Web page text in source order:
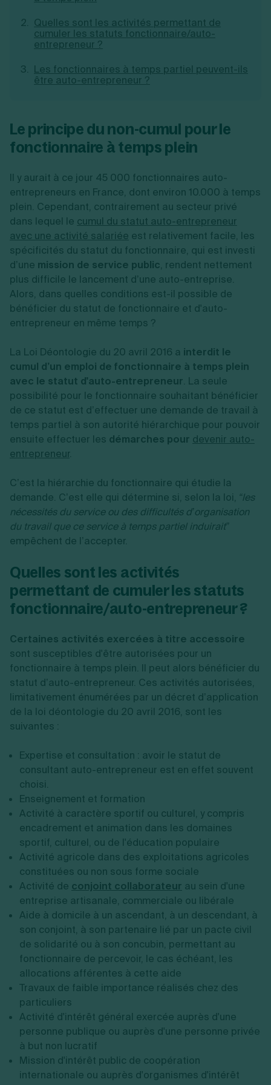
Je suis autonome
Je souhaite être accompagné
Découvrez notre cabinet d'expertise
Création de SASU
Création de SARL
Création de SAS
Création d'association
Aides à la création d’entreprise
Quelles sont les activités permettant de
cumuler les statuts fonctionnaire/auto-
entrepreneur ?
Les fonctionnaires à temps partiel peuvent-ils
être auto-entrepreneur ?
Le principe du non-cumul pour le
fonctionnaire à temps plein
Il y aurait à ce jour 45 000 fonctionnaires auto-
entrepreneurs en France, dont environ 10.000 à temps
plein. Cependant, contrairement au secteur privé
dans lequel le cumul du statut auto-entrepreneur
avec une activité salariée est relativement facile, les
spécificités du statut du fonctionnaire, qui est investi
d’une mission de service public, rendent nettement
plus difficile le lancement d’une auto-entreprise.
Alors, dans quelles conditions est-il possible de
bénéficier du statut de fonctionnaire et d'auto-
entrepreneur en même temps ?
La Loi Déontologie du 20 avril 2016 a interdit le
cumul d’un emploi de fonctionnaire à temps plein
avec le statut d'auto-entrepreneur. La seule
possibilité pour le fonctionnaire souhaitant bénéficier
de ce statut est d’effectuer une demande de travail à
temps partiel à son autorité hiérarchique pour pouvoir
ensuite effectuer les démarches pour devenir auto-
entrepreneur.
C’est la hiérarchie du fonctionnaire qui étudie la
demande. C’est elle qui détermine si, selon la loi, “les
nécessités du service ou des difficultés d’organisation
du travail que ce service à temps partiel induirait”
empêchent de l’accepter.
Quelles sont les activités
permettant de cumuler les statuts
fonctionnaire/auto-entrepreneur ?
Certaines activités exercées à titre accessoire
sont susceptibles d'être autorisées pour un
fonctionnaire à temps plein. Il peut alors bénéficier du
statut d’auto-entrepreneur. Ces activités autorisées,
limitativement énumérées par un décret d’application
de la loi déontologie du 20 avril 2016, sont les
suivantes :
Expertise et consultation : avoir le statut de
consultant auto-entrepreneur est en effet souvent
choisi.
Enseignement et formation
Activité à caractère sportif ou culturel, y compris
encadrement et animation dans les domaines
sportif, culturel, ou de l'éducation populaire
Activité agricole dans des exploitations agricoles
constituées ou non sous forme sociale
Activité de conjoint collaborateur au sein d'une
entreprise artisanale, commerciale ou libérale
Aide à domicile à un ascendant, à un descendant, à
son conjoint, à son partenaire lié par un pacte civil
de solidarité ou à son concubin, permettant au
fonctionnaire de percevoir, le cas échéant, les
allocations afférentes à cette aide
Travaux de faible importance réalisés chez des
particuliers
Activité d'intérêt général exercée auprès d'une
personne publique ou auprès d'une personne privée
à but non lucratif
Mission d'intérêt public de coopération
internationale ou auprès d'organismes d'intérêt